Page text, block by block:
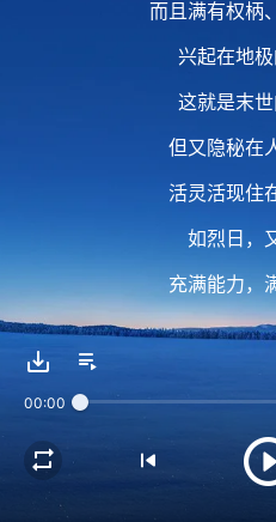
而且满有权柄
兴起在地极
这就是末
但又隐秘在
活灵活现住
如烈日，
充满能力，
满带
在火的焚烧之下无
00:00